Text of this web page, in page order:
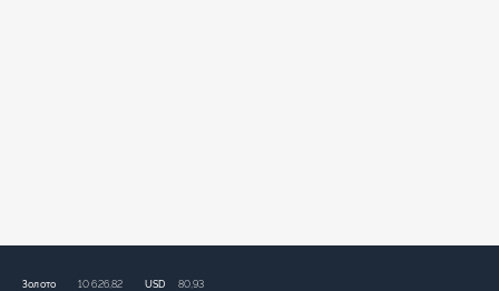
Золото 10 626,82 USD 80,93